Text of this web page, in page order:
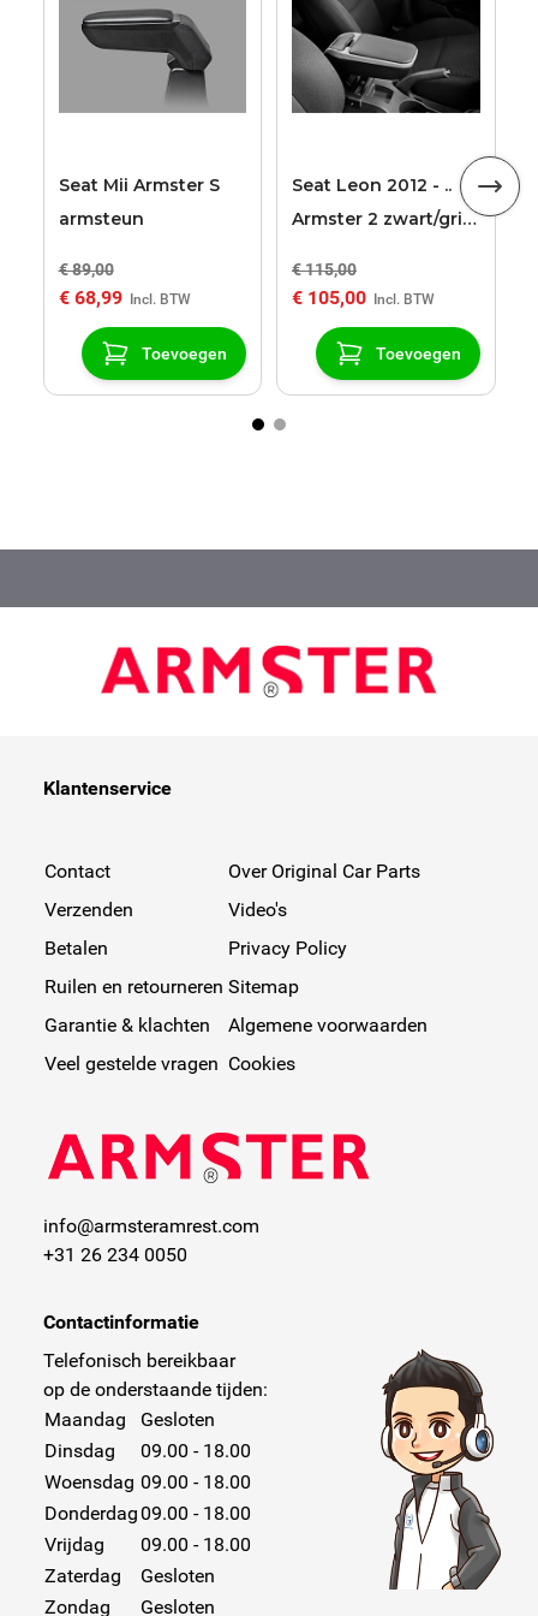
Seat Mii Armster S
armsteun
€ 89,00
€ 68,99
Toevoegen
Seat Leon 2012 - ..
Armster 2 zwart/grijs
€ 115,00
€ 105,00
Toevoegen
Klantenservice
Contact
Verzenden
Betalen
Ruilen en retourneren
Garantie & klachten
Veel gestelde vragen
Over Original Car Parts
Video's
Privacy Policy
Sitemap
Algemene voorwaarden
Cookies
info@armsteramrest.com
+31 26 234 0050
Contactinformatie
Telefonisch bereikbaar
op de onderstaande tijden:
Maandag
Gesloten
Dinsdag
09.00 - 18.00
Woensdag 09.00 - 18.00
Donderdag 09.00 - 18.00
Vrijdag
09.00 - 18.00
Zaterdag
Gesloten
Zondag
Gesloten